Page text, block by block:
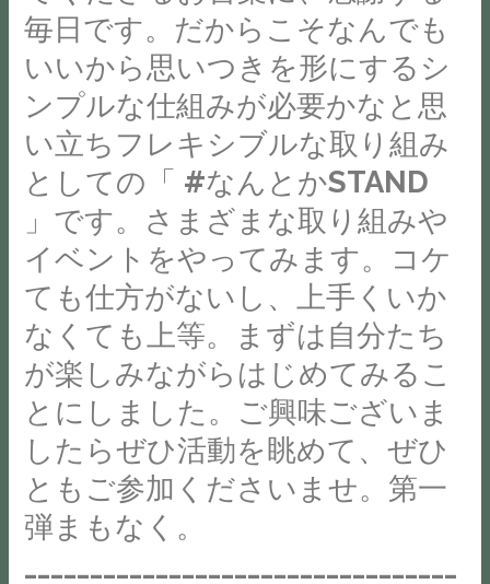
毎日です。だからこそなんでも
いいから思いつきを形にするシ
ンプルな仕組みが必要かなと思
い立ちフレキシブルな取り組み
としての「 #なんとかSTAND
」です。さまざまな取り組みや
イベントをやってみます。コケ
ても仕方がないし、上手くいか
なくても上等。まずは自分たち
が楽しみながらはじめてみるこ
とにしました。ご興味ございま
したらぜひ活動を眺めて、ぜひ
ともご参加くださいませ。第一
弾まもなく。
_________________________________
ん
あ
て…
あ
り
た
い
こ
と
に
お
客
様
か
ら
も